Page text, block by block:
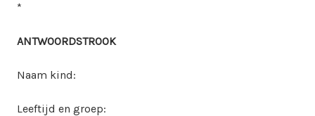
*
ANTWOORDSTROOK
Naam kind:
Leeftijd en groep: